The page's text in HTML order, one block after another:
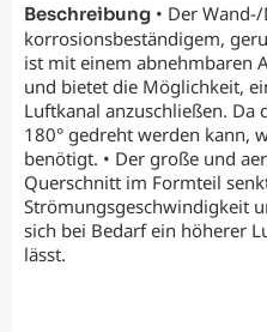
Beschreibung • Der
korrosionsbeständigem,
ist mit einem abnehmbaren
und bietet die Möglichkeit,
Luftkanal anzuschließen. Da
180° gedreht werden kann,
benötigt. • Der große und
Querschnitt im Formteil
Strömungsgeschwindigkeit
sich bei Bedarf ein höherer
lässt.